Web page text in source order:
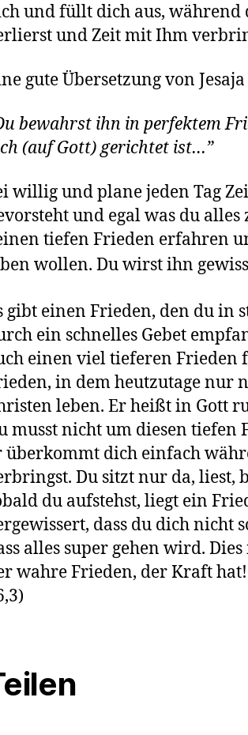
und füllt dich aus, während
und Zeit mit Ihm
gute Übersetzung von Jesaja
bewahrst ihn in perfektem
(auf Gott) gerichtet ist…”
willig und plane jeden Tag
und egal was du alles
tiefen Frieden erfahren
wollen. Du wirst ihn
gibt einen Frieden, den du in
ein schnelles Gebet
einen viel tieferen Frieden
in dem heutzutage nur
leben. Er heißt in Gott
musst nicht um diesen tiefen
überkommt dich einfach
Du sitzt nur da, liest,
du aufstehst, liegt ein
dass du dich nicht
alles super gehen wird. Dies
wahre Frieden, der Kraft hat!